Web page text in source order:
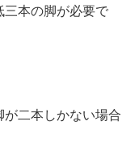
三本の脚が必要で
二本しかない場合